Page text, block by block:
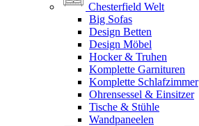
Chesterfield Welt
Big Sofas
Design Betten
Design Möbel
Hocker & Truhen
Komplette Garnituren
Komplette Schlafzimmer
Ohrensessel & Einsitzer
Tische & Stühle
Wandpaneelen